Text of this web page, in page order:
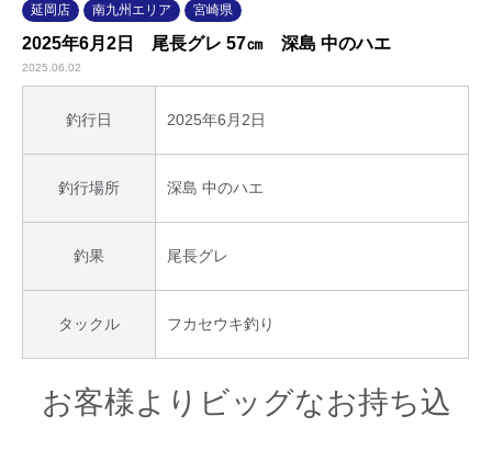
延岡店 南九州エリア 宮崎県
2025年6月2日 尾長グレ 57㎝ 深島 中のハエ
2025.06.02
釣行日 2025年6月2日
釣行場所 深島 中のハエ
釣果 尾長グレ
タックル フカセウキ釣り
お客様よりビッグなお持ち込